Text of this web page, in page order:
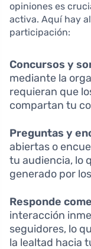
opiniones es
activa. Aquí hay
participación:
Concursos y
mediante la
requieran que
compartan tu
Preguntas y
abiertas o
tu audiencia, lo
generado por
Responde
interacción
seguidores, lo
la lealtad hacia